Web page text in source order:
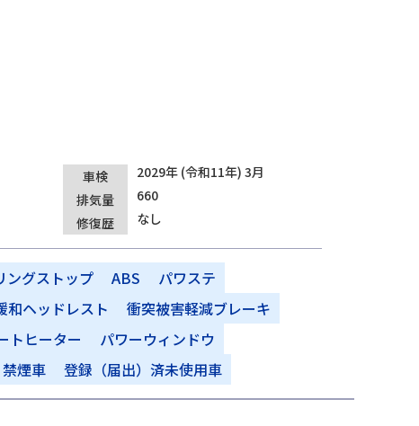
車検
2029年 (令和11年) 3月
排気量
660
修復歴 なし
ングストップ ABS
パワステ
和ヘッドレスト
衝突被害軽減ブレーキ
トヒーター
パワーウィンドウ
禁煙車 登録（届出）済未使用車